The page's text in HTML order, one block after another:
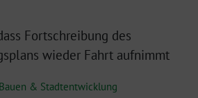
Fortschreibung des
wieder Fahrt aufnimmt
Bauen & Stadtentwicklung